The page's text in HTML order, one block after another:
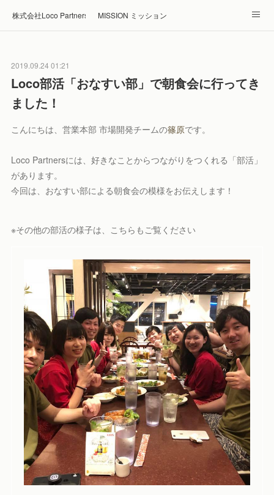
株式会社Loco Partners 🏠HomeMISSION ミッション
Blog ブログ ホテル・旅館の宿泊予約はRelux
2019.09.24 01:21
Loco部活「おなすい部」で朝食会に行ってき
ました！
こんにちは、営業本部 市場開発チームの篠原です。
Loco Partnersには、好きなことからつながりをつくれる「部活」
があります。
今回は、おなすい部による朝食会の模様をお伝えします！
※その他の部活の様子は、こちらもご覧ください